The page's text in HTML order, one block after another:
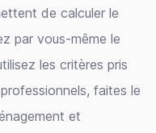
de calculer le
par vous-même le
les critères pris
faites le
et